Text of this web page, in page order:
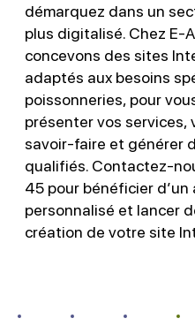
démarquez dans un
plus digitalisé. Chez E-
concevons des sites
adaptés aux besoins
poissonneries, pour
présenter vos services,
savoir-faire et générer
qualifiés. Contactez-
45 pour bénéficier
personnalisé et lancer
création de votre site